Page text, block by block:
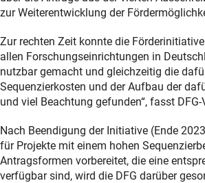
zur Weiterentwicklung der
Zur rechten Zeit konnte die
allen Forschungseinrichtungen in
nutzbar gemacht und gleichzeitig die
Sequenzierkosten und der Aufbau der
und viel Beachtung gefunden“, fasst
Nach Beendigung der Initiative (Ende
für Projekte mit einem hohen
Antragsformen vorbereitet, die eine
verfügbar sind, wird die DFG darüber